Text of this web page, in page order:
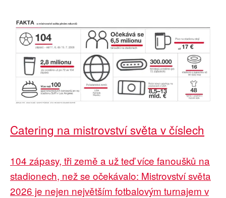
Catering na mistrovství světa v číslech
104 zápasy, tři země a už teď více fanoušků na
stadionech, než se očekávalo: Mistrovství světa
2026 je nejen největším fotbalovým turnajem v